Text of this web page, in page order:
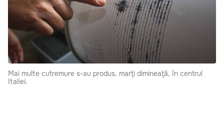
Mai multe cutremure s-au produs, marţi dimineaţă, în centrul
Italiei.